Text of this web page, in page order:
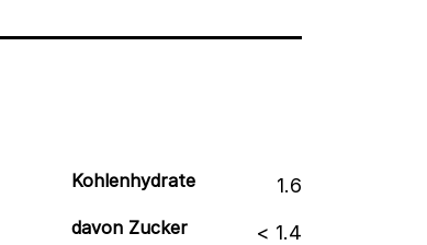
Kohlenhydrate 1.6
davon Zucker < 1.4